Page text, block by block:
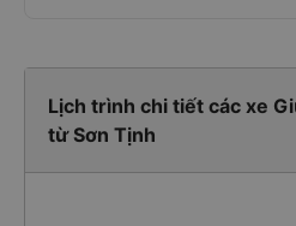
Lịch trình chi tiết các xe
từ Sơn Tịnh